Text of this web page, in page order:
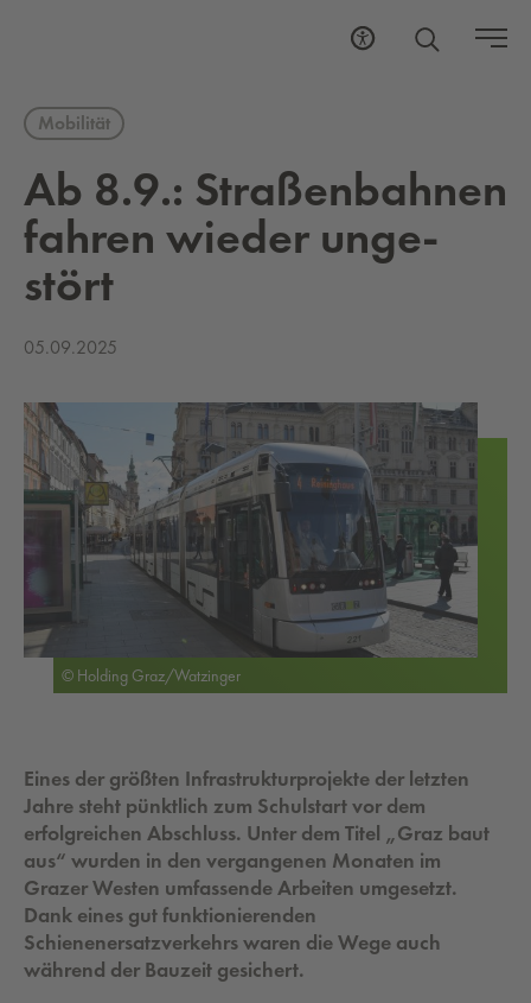
Mobilität
Ab 8.9.: Straßen­bah­nen
fah­ren wie­der un­ge­
stört
05.09.2025
© Holding Graz/Watzinger
Eines der größten Infrastrukturprojekte der letzten
Jahre steht pünktlich zum Schulstart vor dem
erfolgreichen Abschluss. Unter dem Titel „Graz baut
aus“ wurden in den vergangenen Monaten im
Grazer Westen umfassende Arbeiten umgesetzt.
Dank eines gut funktionierenden
Schienenersatzverkehrs waren die Wege auch
während der Bauzeit gesichert.